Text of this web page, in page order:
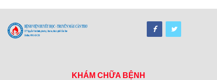
KHÁM CHỮA BỆNH